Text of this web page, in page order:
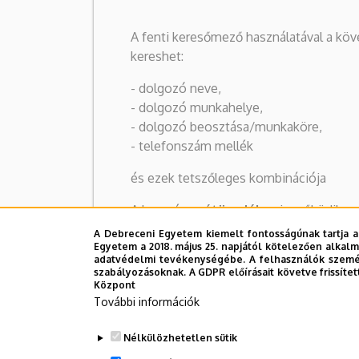
A fenti keresőmező használatával a
kereshet:
- dolgozó neve,
- dolgozó munkahelye,
- dolgozó beosztása/munkaköre,
- telefonszám mellék
és ezek tetszőleges kombinációja
A keresésszótöredékreis működik:
pl. "kancel bács zoltán" keresésre Dr.
Kancellár lesz az egyetlen találat
A Debreceni Egyetem kiemelt fontosságúnak
Egyetem a 2018. május 25. napjától kötelezően
adatvédelmi tevékenységébe. A felhasználók
szabályozásoknak. A GDPR előírásait követve
Központ
További információk
Nélkülözhetetlen sütik